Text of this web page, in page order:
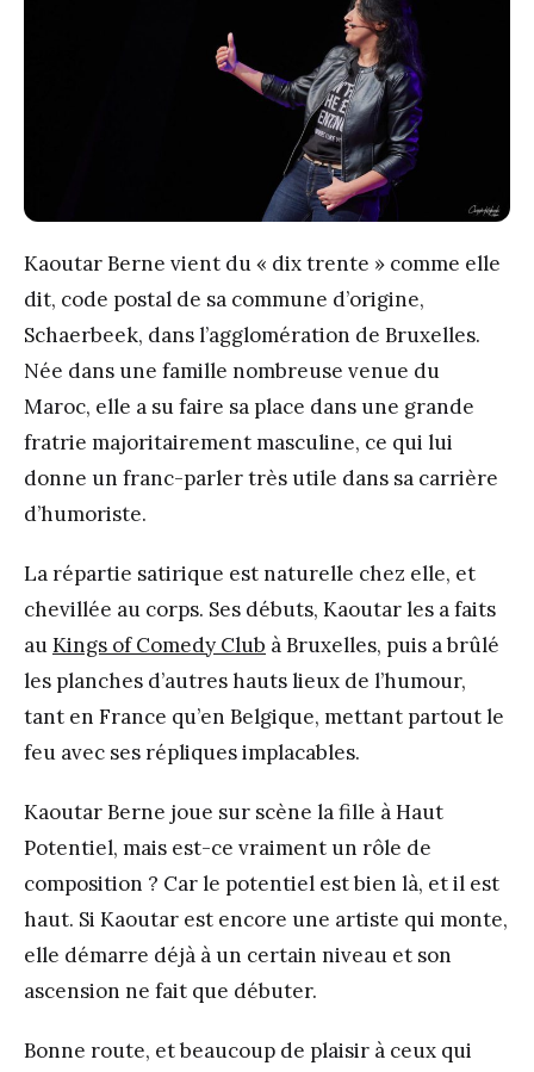
Kaoutar Berne vient du « dix trente » comme elle
dit, code postal de sa commune d’origine,
Schaerbeek, dans l’agglomération de Bruxelles.
Née dans une famille nombreuse venue du
Maroc, elle a su faire sa place dans une grande
fratrie majoritairement masculine, ce qui lui
donne un franc-parler très utile dans sa carrière
d’humoriste.
La répartie satirique est naturelle chez elle, et
chevillée au corps. Ses débuts, Kaoutar les a faits
auKings of Comedy Club à Bruxelles, puis a brûlé
les planches d’autres hauts lieux de l’humour,
tant en France qu’en Belgique, mettant partout le
feu avec ses répliques implacables.
Kaoutar Berne joue sur scène la fille à Haut
Potentiel, mais est-ce vraiment un rôle de
composition ? Car le potentiel est bien là, et il est
haut. Si Kaoutar est encore une artiste qui monte,
elle démarre déjà à un certain niveau et son
ascension ne fait que débuter.
Bonne route, et beaucoup de plaisir à ceux qui